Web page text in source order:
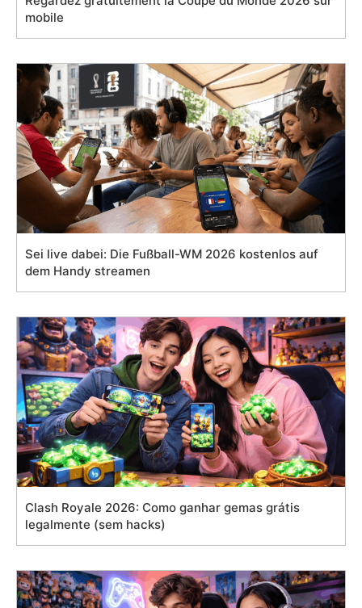
mobile
Sei live dabei: Die Fußball-WM 2026 kostenlos auf
dem Handy streamen
Clash Royale 2026: Como ganhar gemas grátis
legalmente (sem hacks)